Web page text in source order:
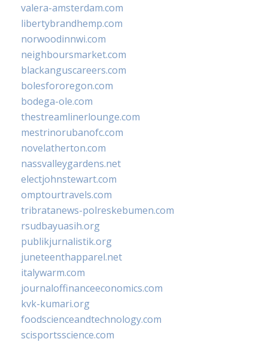
valera-amsterdam.com
libertybrandhemp.com
norwoodinnwi.com
neighboursmarket.com
blackanguscareers.com
bolesfororegon.com
bodega-ole.com
thestreamlinerlounge.com
mestrinorubanofc.com
novelatherton.com
nassvalleygardens.net
electjohnstewart.com
omptourtravels.com
tribratanews-polreskebumen.com
rsudbayuasih.org
publikjurnalistik.org
juneteenthapparel.net
italywarm.com
journaloffinanceeconomics.com
kvk-kumari.org
foodscienceandtechnology.com
scisportsscience.com